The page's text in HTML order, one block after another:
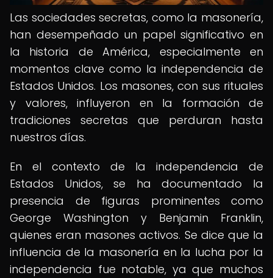
Las sociedades secretas, como la masonería,
han desempeñado un papel significativo en
la historia de América, especialmente en
momentos clave como la independencia de
Estados Unidos. Los masones, con sus rituales
y valores, influyeron en la formación de
tradiciones secretas que perduran hasta
nuestros días.
En el contexto de la independencia de
Estados Unidos, se ha documentado la
presencia de figuras prominentes como
George Washington y Benjamin Franklin,
quienes eran masones activos. Se dice que la
influencia de la masonería en la lucha por la
independencia fue notable, ya que muchos